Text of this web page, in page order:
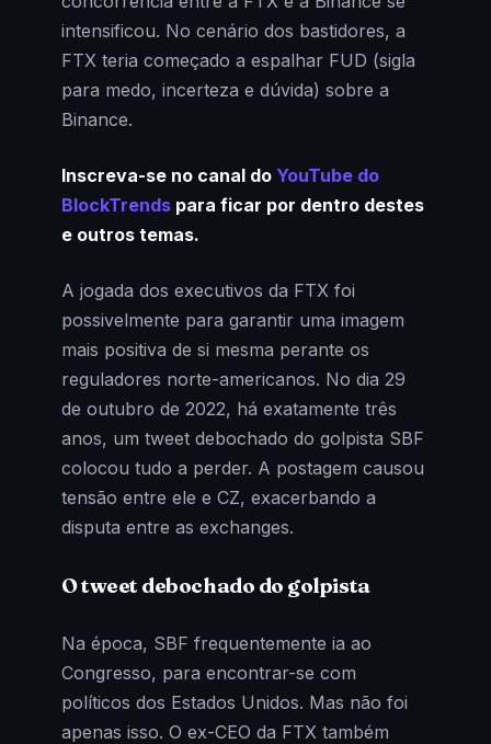
intensificou. No cenário dos bastidores, a
FTX teria começado a espalhar FUD (sigla
para medo, incerteza e dúvida) sobre a
Binance.
Inscreva-se no canal do YouTube do
BlockTrends para ficar por dentro destes
e outros temas.
A jogada dos executivos da FTX foi
possivelmente para garantir uma imagem
mais positiva de si mesma perante os
reguladores norte-americanos. No dia 29
de outubro de 2022, há exatamente três
anos, um tweet debochado do golpista SBF
colocou tudo a perder. A postagem causou
tensão entre ele e CZ, exacerbando a
disputa entre as exchanges.
O tweet debochado do golpista
Na época, SBF frequentemente ia ao
Congresso, para encontrar-se com
políticos dos Estados Unidos. Mas não foi
apenas isso. O ex-CEO da FTX também